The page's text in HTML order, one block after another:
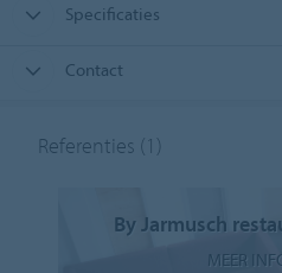
Specificaties
Contact
Referenties (1)
By Jarmusch
MEER